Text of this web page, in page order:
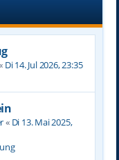
Di 14. Jul 2026, 23:35
« Di 13. Mai 2025,